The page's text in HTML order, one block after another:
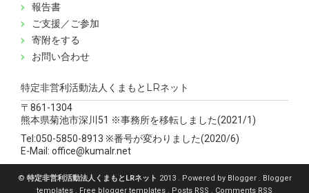
報告書
ご支援／ご参加
寄附をする
お問い合わせ
特定非営利活動法人くまもとLRネット
〒861-1304
熊本県菊池市深川51 ※事務所を移転しました(2021/1)
Tel:050-5850-8913 ※番号が変わりました(2020/6)
E-Mail: office@kumalr.net
© 特定非営利活動法人くまもとLRネット 2013 . Powered by Blogger . Blogger
templates . Free blogger templates . Posts RSS . Comments RSS